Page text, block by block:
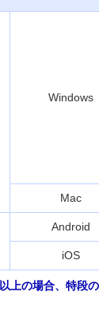
Windows
Mac
Android
iOS
上の場合、特段